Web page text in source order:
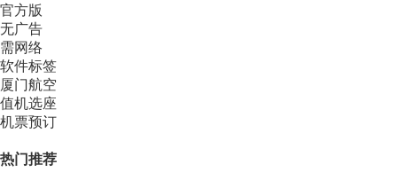
官方版
无广告
需网络
软件标签
厦门航空
值机选座
机票预订
热门推荐